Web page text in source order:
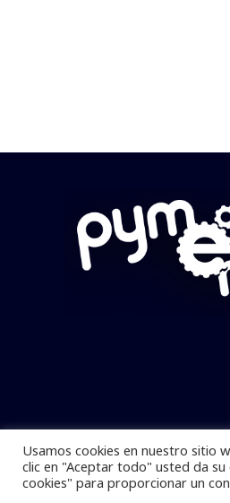
Usamos cookies en nuestro sitio
clic en "Aceptar todo" usted da
cookies" para proporcionar un